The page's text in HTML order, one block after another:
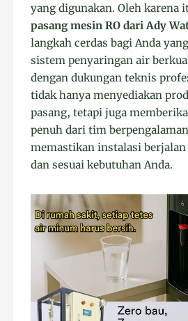
yang digunakan. Oleh
pasang mesin RO dari Ady
langkah cerdas bagi Anda
sistem penyaringan air
dengan dukungan teknis
tidak hanya menyediakan
pasang, tetapi juga
penuh dari tim
memastikan instalasi
dan sesuai kebutuhan Anda.